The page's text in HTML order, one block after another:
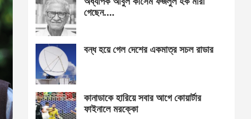
গেছেন….
বন্ধ হয়ে গেল দেশের একমাত্র সচল রাডার
কানাডাকে হারিয়ে সবার আগে কোয়ার্টার
ফাইনালে মরক্কো